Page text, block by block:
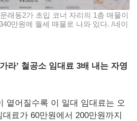
래동2가 초입 코너 자리의 1층 매물이
만원에 월세 매물로 나와 있다. /네이
라’ 철공소 임대료 3배 내는 자영
옅어질수록 이 일대 임대료는 오
료가 60만원에서 200만원까지